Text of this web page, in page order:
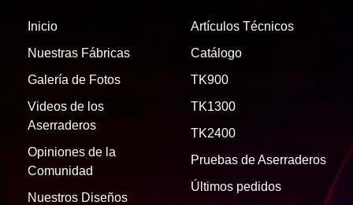
Inicio
Nuestras Fábricas
Galería de Fotos
Videos de los
Aserraderos
Opiniones de la
Comunidad
Nuestros Diseños
Artículos Técnicos
Catálogo
TK900
TK1300
TK2400
Pruebas de Aserraderos
Últimos pedidos